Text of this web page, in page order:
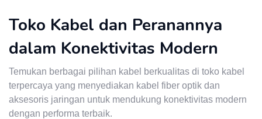
Toko Kabel dan Peranannya
dalam Konektivitas Modern
Temukan berbagai pilihan kabel berkualitas di toko kabel
terpercaya yang menyediakan kabel fiber optik dan
aksesoris jaringan untuk mendukung konektivitas modern
dengan performa terbaik.